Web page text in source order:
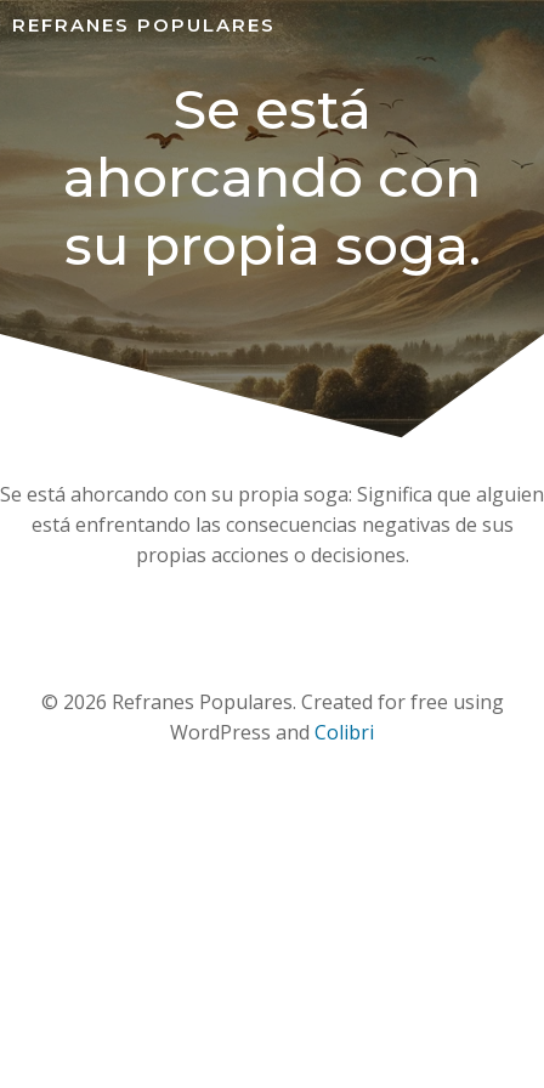
REFRANES POPULARES
Se está
ahorcando con
su propia soga.
Se está ahorcando con su propia soga: Significa que alguien
está enfrentando las consecuencias negativas de sus
propias acciones o decisiones.
© 2026 Refranes Populares. Created for free using
WordPress and Colibri